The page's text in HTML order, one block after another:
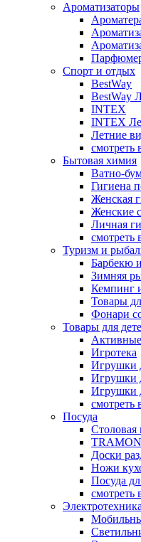
Ароматизаторы
Спорт и отдых
BestWay
BestWay
INTEX
INTEX
Летние
смотреть
Бытовая химия
Ватно-
Гигиена
Женская
Женские
Личная
смотреть
Туризм и
Барбекю
Зимняя
Кемпинг
Товары
Фонари
Товары для
Игротека
Игрушки
Игрушки
Игрушки
смотреть
Посуда
Столовая
Доски
Ножи
Посуда
смотреть